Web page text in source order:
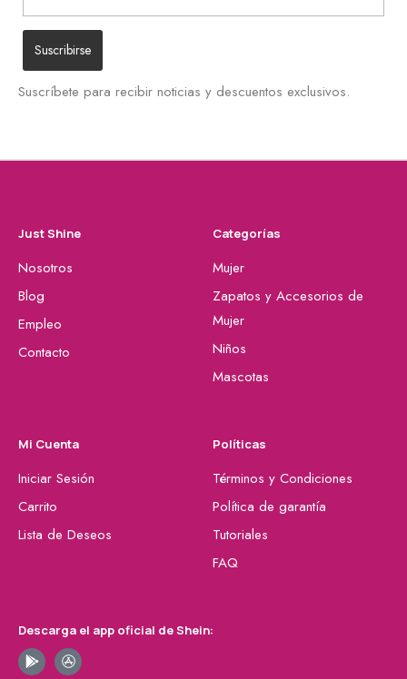
Suscríbete para recibir noticias y descuentos exclusivos.
Just Shine
Nosotros
Blog
Empleo
Contacto
Categorías
Mujer
Zapatos y Accesorios de
Mujer
Niños
Mascotas
Mi Cuenta
Iniciar Sesión
Carrito
Lista de Deseos
Políticas
Términos y Condiciones
Política de garantía
Tutoriales
FAQ
Descarga el app oficial de Shein: